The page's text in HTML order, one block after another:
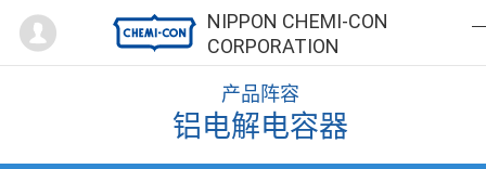
NIPPON CHEMI-CON
CORPORATION
Mypage
产品阵容
铝电解电容器